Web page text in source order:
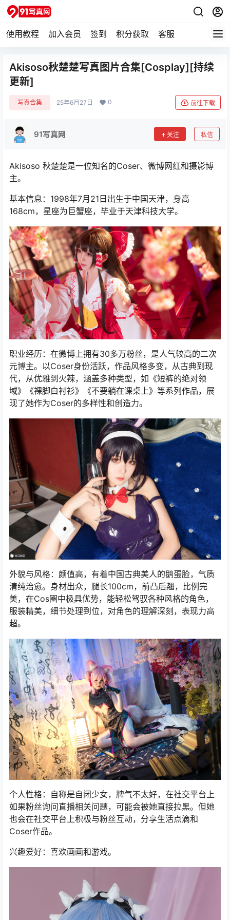
使用教程 加入会员 签到 积分获取 客服
Akisoso秋楚楚写真图片合集[Cosplay][持续
更新]
写真合集 25年6月27日 0 前往下载
91写真网 关注 私信
Akisoso 秋楚楚是一位知名的Coser、微博网红和摄影博
主。
基本信息：1998年7月21日出生于中国天津，身高
168cm，星座为巨蟹座，毕业于天津科技大学。
职业经历：在微博上拥有30多万粉丝，是人气较高的二次
元博主。以Coser身份活跃，作品风格多变，从古典到现
代，从优雅到火辣，涵盖多种类型，如《短裤的绝对领
域》《裸脚白衬衫》《不要躺在课桌上》等系列作品，展
现了她作为Coser的多样性和创造力。
外貌与风格：颜值高，有着中国古典美人的鹅蛋脸，气质
清纯治愈。身材出众，腿长100cm，前凸后翘，比例完
美，在Cos圈中极具优势，能轻松驾驭各种风格的角色，
服装精美，细节处理到位，对角色的理解深刻，表现力高
超。
个人性格：自称是自闭少女，脾气不太好，在社交平台上
如果粉丝询问直播相关问题，可能会被她直接拉黑。但她
也会在社交平台上积极与粉丝互动，分享生活点滴和
Coser作品。
兴趣爱好：喜欢画画和游戏。